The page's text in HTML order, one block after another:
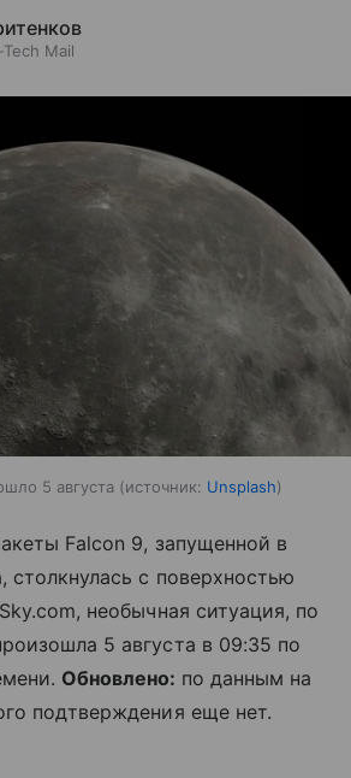
Mail
5 августа источник: Unsplash
Falcon 9, запущенной в
столкнулась с поверхностью
Sky.com, необычная ситуация, по
5 августа в 09:35 по
Обновлено: по данным на
подтверждения еще нет.